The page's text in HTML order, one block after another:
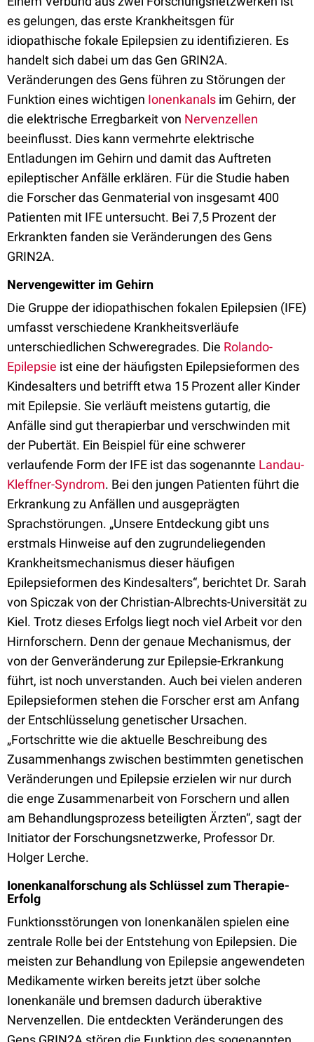
es gelungen, das erste Krankheitsgen für
idiopathische fokale Epilepsien zu identifizieren. Es
handelt sich dabei um das Gen GRIN2A.
Veränderungen des Gens führen zu Störungen der
Funktion eines wichtigen Ionenkanals im Gehirn, der
die elektrische Erregbarkeit von Nervenzellen
beeinflusst. Dies kann vermehrte elektrische
Entladungen im Gehirn und damit das Auftreten
epileptischer Anfälle erklären. Für die Studie haben
die Forscher das Genmaterial von insgesamt 400
Patienten mit IFE untersucht. Bei 7,5 Prozent der
Erkrankten fanden sie Veränderungen des Gens
GRIN2A.
Nervengewitter im Gehirn
Die Gruppe der idiopathischen fokalen Epilepsien (IFE)
umfasst verschiedene Krankheitsverläufe
unterschiedlichen Schweregrades. Die Rolando-
Epilepsie ist eine der häufigsten Epilepsieformen des
Kindesalters und betrifft etwa 15 Prozent aller Kinder
mit Epilepsie. Sie verläuft meistens gutartig, die
Anfälle sind gut therapierbar und verschwinden mit
der Pubertät. Ein Beispiel für eine schwerer
verlaufende Form der IFE ist das sogenannte Landau-
Kleffner-Syndrom. Bei den jungen Patienten führt die
Erkrankung zu Anfällen und ausgeprägten
Sprachstörungen. „Unsere Entdeckung gibt uns
erstmals Hinweise auf den zugrundeliegenden
Krankheitsmechanismus dieser häufigen
Epilepsieformen des Kindesalters“, berichtet Dr. Sarah
von Spiczak von der Christian-Albrechts-Universität zu
Kiel. Trotz dieses Erfolgs liegt noch viel Arbeit vor den
Hirnforschern. Denn der genaue Mechanismus, der
von der Genveränderung zur Epilepsie-Erkrankung
führt, ist noch unverstanden. Auch bei vielen anderen
Epilepsieformen stehen die Forscher erst am Anfang
der Entschlüsselung genetischer Ursachen.
„Fortschritte wie die aktuelle Beschreibung des
Zusammenhangs zwischen bestimmten genetischen
Veränderungen und Epilepsie erzielen wir nur durch
die enge Zusammenarbeit von Forschern und allen
am Behandlungsprozess beteiligten Ärzten“, sagt der
Initiator der Forschungsnetzwerke, Professor Dr.
Holger Lerche.
Ionenkanalforschung als Schlüssel zum Therapie-
Erfolg
Funktionsstörungen von Ionenkanälen spielen eine
zentrale Rolle bei der Entstehung von Epilepsien. Die
meisten zur Behandlung von Epilepsie angewendeten
Medikamente wirken bereits jetzt über solche
Ionenkanäle und bremsen dadurch überaktive
Nervenzellen. Die entdeckten Veränderungen des